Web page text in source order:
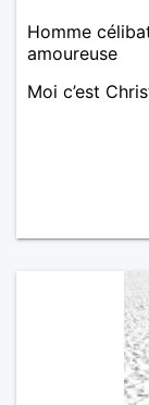
Homme
amoureuse
Moi c’est